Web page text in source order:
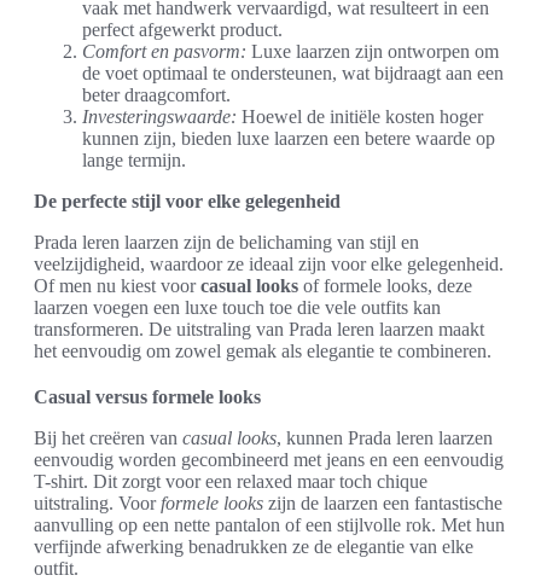
vaak met handwerk vervaardigd, wat resulteert in een
perfect afgewerkt product.
Comfort en pasvorm: Luxe laarzen zijn ontworpen om
de voet optimaal te ondersteunen, wat bijdraagt aan een
beter draagcomfort.
Investeringswaarde: Hoewel de initiële kosten hoger
kunnen zijn, bieden luxe laarzen een betere waarde op
lange termijn.
De perfecte stijl voor elke gelegenheid
Prada leren laarzen zijn de belichaming van stijl en
veelzijdigheid, waardoor ze ideaal zijn voor elke gelegenheid.
Of men nu kiest voorcasual looks of formele looks, deze
laarzen voegen een luxe touch toe die vele outfits kan
transformeren. De uitstraling van Prada leren laarzen maakt
het eenvoudig om zowel gemak als elegantie te combineren.
Casual versus formele looks
Bij het creëren van casual looks, kunnen Prada leren laarzen
eenvoudig worden gecombineerd met jeans en een eenvoudig
T-shirt. Dit zorgt voor een relaxed maar toch chique
uitstraling. Voor formele looks zijn de laarzen een fantastische
aanvulling op een nette pantalon of een stijlvolle rok. Met hun
verfijnde afwerking benadrukken ze de elegantie van elke
outfit.